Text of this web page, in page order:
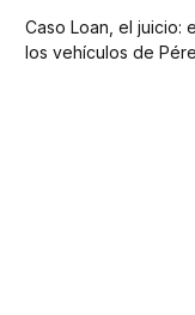
Caso Loan, el juicio:
los vehículos de